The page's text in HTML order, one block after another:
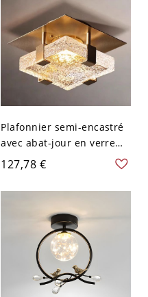
Plafonnier semi-encastré
avec abat-jour en verre
doux doré, 1 lumière
design minimaliste en
métal, 110V-120V, 6"
127,78 €